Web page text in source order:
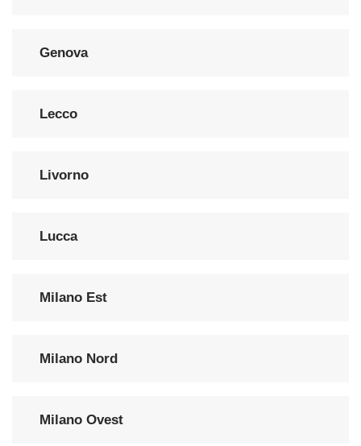
Genova
Lecco
Livorno
Lucca
Milano Est
Milano Nord
Milano Ovest